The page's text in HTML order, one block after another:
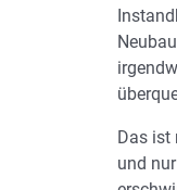
Das ist
und